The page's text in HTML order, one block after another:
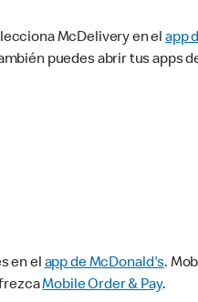
McDelivery en elapp
puedes abrir tus apps
en elapp de McDonald's.
Mobile Order & Pay.